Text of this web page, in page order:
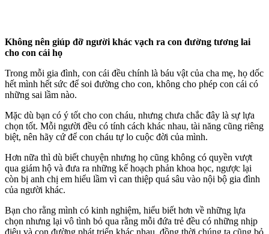
Không nên giúp đỡ người khác vạch ra con đường tương lai
cho con cái họ
Trong mỗi gia đình, con cái đều chính là báu vật của cha mẹ, họ dốc
hết mình hết sức để soi đường cho con, không cho phép con cái có
những sai lầm nào.
Mặc dù bạn có ý tốt cho con cháu, nhưng chưa chắc đây là sự lựa
chọn tốt. Mỗi người đều có tính cách khác nhau, tài năng cũng riêng
biệt, nên hãy cứ để con cháu tự lo cuộc đời của mình.
Hơn nữa thì dù biết chuyện nhưng họ cũng không có quyền vượt
qua giám hộ và đưa ra những kế hoạch phản khoa học, ngược lại
còn bị anh chị em hiểu lầm vì can thiệp quá sâu vào nội bộ gia đình
của người khác.
Bạn cho rằng mình có kinh nghiệm, hiểu biết hơn về những lựa
chọn nhưng lại vô tình bỏ qua rằng mỗi đứa trẻ đều có những nhịp
điệu và con đường phát triển khác nhau, đồng thời chúng ta cũng bỏ